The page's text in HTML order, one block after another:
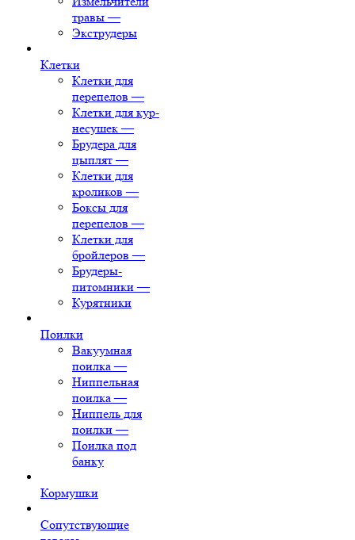
травы —
Экструдеры
Клетки
Клетки для
перепелов —
Клетки для кур-
несушек —
Брудера для
цыплят —
Клетки для
кроликов —
Боксы для
перепелов —
Клетки для
бройлеров —
Брудеры-
питомники —
Курятники
Поилки
Вакуумная
поилка —
Ниппельная
поилка —
Ниппель для
поилки —
Поилка под
банку
Кормушки
Сопутствующие